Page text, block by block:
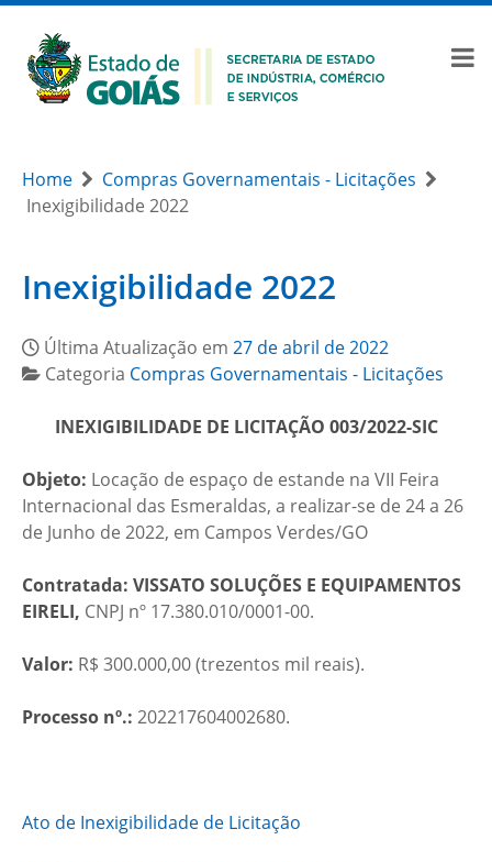
Home
Compras Governamentais - Licitações
Inexigibilidade 2022
Inexigibilidade 2022
Última Atualização em 27 de abril de 2022
Categoria Compras Governamentais - Licitações
INEXIGIBILIDADE DE LICITAÇÃO 003/2022-SIC
Objeto: Locação de espaço de estande na VII Feira
Internacional das Esmeraldas, a realizar-se de 24 a 26
de Junho de 2022, em Campos Verdes/GO
Contratada: VISSATO SOLUÇÕES E EQUIPAMENTOS
EIRELI, CNPJ nº 17.380.010/0001-00.
Valor: R$ 300.000,00 (trezentos mil reais).
Processo nº.: 202217604002680.
Ato de Inexigibilidade de Licitação